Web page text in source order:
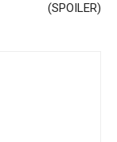
(SPOILER)